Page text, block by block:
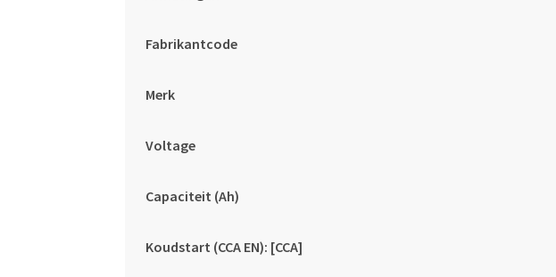
Fabrikantcode
Merk
Voltage
Capaciteit (Ah)
Koudstart (CCA EN): [CCA]